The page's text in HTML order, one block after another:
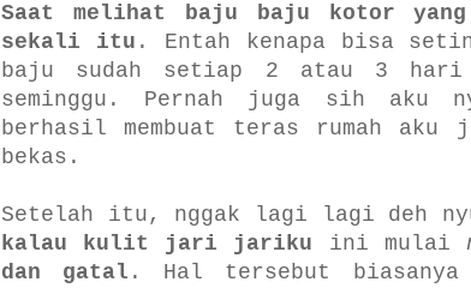
Saat melihat baju baju kotor
sekali itu . Entah kenapa bisa
baju sudah setiap 2 atau 3 hari
seminggu. Pernah juga sih aku
berhasil membuat teras rumah
bekas.
Setelah itu, nggak lagi lagi deh
kalau kulit jari jariku ini mulai
dan gatal . Hal tersebut biasanya